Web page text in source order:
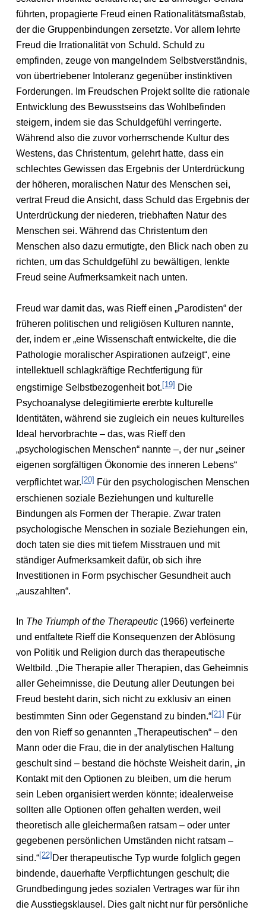
führten, propagierte Freud einen Rationalitätsmaßstab,
der die Gruppenbindungen zersetzte. Vor allem lehrte
Freud die Irrationalität von Schuld. Schuld zu
empfinden, zeuge von mangelndem Selbstverständnis,
von übertriebener Intoleranz gegenüber instinktiven
Forderungen. Im Freudschen Projekt sollte die rationale
Entwicklung des Bewusstseins das Wohlbefinden
steigern, indem sie das Schuldgefühl verringerte.
Während also die zuvor vorherrschende Kultur des
Westens, das Christentum, gelehrt hatte, dass ein
schlechtes Gewissen das Ergebnis der Unterdrückung
der höheren, moralischen Natur des Menschen sei,
vertrat Freud die Ansicht, dass Schuld das Ergebnis der
Unterdrückung der niederen, triebhaften Natur des
Menschen sei. Während das Christentum den
Menschen also dazu ermutigte, den Blick nach oben zu
richten, um das Schuldgefühl zu bewältigen, lenkte
Freud seine Aufmerksamkeit nach unten.
Freud war damit das, was Rieff einen „Parodisten“ der
früheren politischen und religiösen Kulturen nannte,
der, indem er „eine Wissenschaft entwickelte, die die
Pathologie moralischer Aspirationen aufzeigt“, eine
intellektuell schlagkräftige Rechtfertigung für
engstirnige Selbstbezogenheit bot. [19] Die
Psychoanalyse delegitimierte ererbte kulturelle
Identitäten, während sie zugleich ein neues kulturelles
Ideal hervorbrachte – das, was Rieff den
„psychologischen Menschen“ nannte –, der nur „seiner
eigenen sorgfältigen Ökonomie des inneren Lebens“
verpflichtet war.[20] Für den psychologischen Menschen
erschienen soziale Beziehungen und kulturelle
Bindungen als Formen der Therapie. Zwar traten
psychologische Menschen in soziale Beziehungen ein,
doch taten sie dies mit tiefem Misstrauen und mit
ständiger Aufmerksamkeit dafür, ob sich ihre
Investitionen in Form psychischer Gesundheit auch
„auszahlten“.
In The Triumph of the Therapeutic(1966) verfeinerte
und entfaltete Rieff die Konsequenzen der Ablösung
von Politik und Religion durch das therapeutische
Weltbild. „Die Therapie aller Therapien, das Geheimnis
aller Geheimnisse, die Deutung aller Deutungen bei
Freud besteht darin, sich nicht zu exklusiv an einen
bestimmten Sinn oder Gegenstand zu binden.“[21] Für
den von Rieff so genannten „Therapeutischen“ – den
Mann oder die Frau, die in der analytischen Haltung
geschult sind – bestand die höchste Weisheit darin, „in
Kontakt mit den Optionen zu bleiben, um die herum
sein Leben organisiert werden könnte; idealerweise
sollten alle Optionen offen gehalten werden, weil
theoretisch alle gleichermaßen ratsam – oder unter
gegebenen persönlichen Umständen nicht ratsam –
sind.“[22] Der therapeutische Typ wurde folglich gegen
bindende, dauerhafte Verpflichtungen geschult; die
Grundbedingung jedes sozialen Vertrages war für ihn
die Ausstiegsklausel. Dies galt nicht nur für persönliche